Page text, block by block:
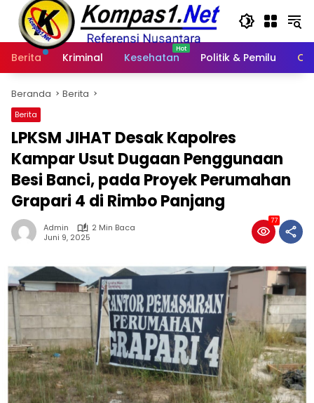
Langsung
konten
Berita
Kriminal Kesehatan Politik & Pemilu
Beranda Berita
Berita
LPKSM JIHAT Desak Kapolres
Kampar Usut Dugaan Penggunaan
Besi Banci, pada Proyek Perumahan
Grapari 4 di Rimbo Panjang
Admin
2 Min Baca
Juni 9, 2025
77